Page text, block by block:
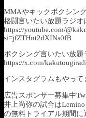
MMAやキックボクシン
格闘言いたい放題ラジオ
https://youtube.com/
si=jfZTHnt2dXINs0fB
ボクシング言いたい放題
https://x.com/
インスタグラムもやって
広告スポンサー募集中
井上尚弥の試合は
の無料トライアル期間に